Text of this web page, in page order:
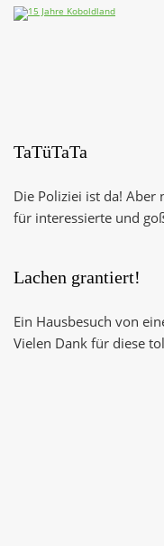
TaTüTaTa
Die Poliziei ist da! Aber
für interessierte und
Lachen grantiert!
Ein Hausbesuch von
Vielen Dank für diese